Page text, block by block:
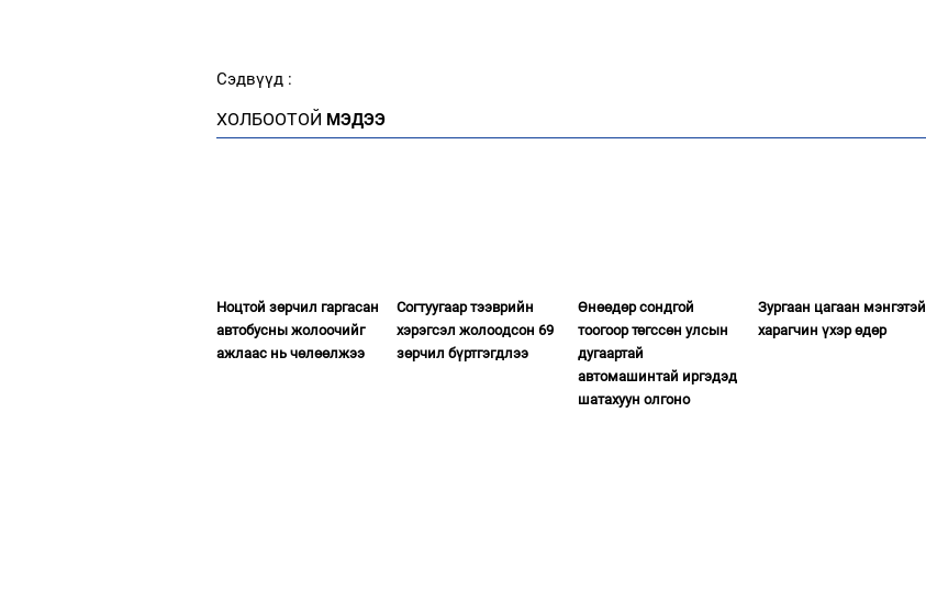
Сэдвүүд :
ХОЛБООТОЙ МЭДЭЭ
Ноцтой зөрчил гаргасан
автобусны жолоочийг
ажлаас нь чөлөөлжээ
Согтуугаар тээврийн
хэрэгсэл жолоодсон 69
зөрчил бүртгэгдлээ
Өнөөдөр сондгой
тоогоор төгссөн улсын
дугаартай
автомашинтай иргэдэд
шатахуун олгоно
Зургаан цагаан мэнгэтэй
харагчин үхэр өдөр